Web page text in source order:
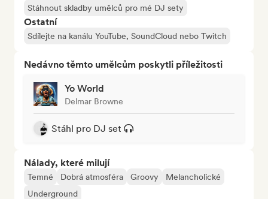
Stáhnout skladby umělců pro mé DJ sety
Ostatní
Sdílejte na kanálu YouTube, SoundCloud nebo Twitch
Nedávno těmto umělcům poskytli příležitosti
Yo World
Delmar Browne
Stáhl pro DJ set
Nálady, které milují
Temné Dobrá atmosféra Groovy
Melancholické
Underground